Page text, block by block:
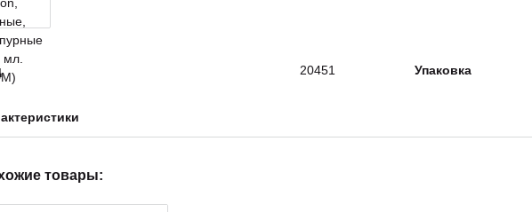
20451 Упаковка
товары: